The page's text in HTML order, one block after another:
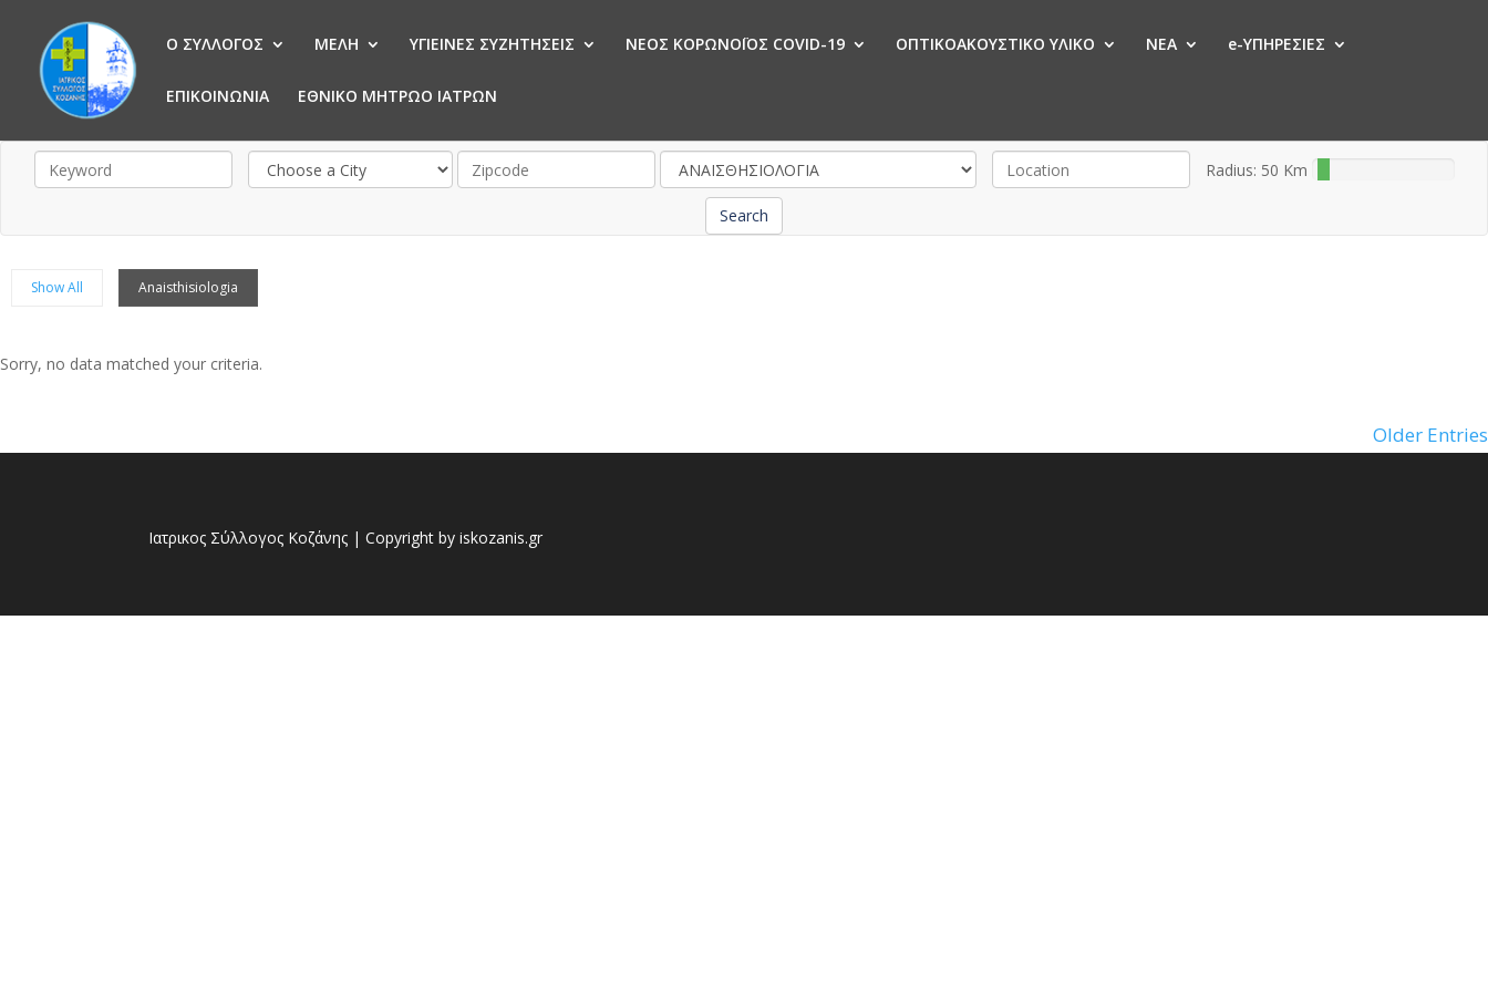
Ο ΣΥΛΛΟΓΟΣ ΜΕΛΗ ΥΓΙΕΙΝΕΣ ΣΥΖΗΤΗΣΕΙΣ ΝΕΟΣ ΚΟΡΩΝΟΪΟΣ COVID-19 ΟΠΤΙΚΟΑΚΟΥΣΤΙΚΟ ΥΛΙΚΟ ΝΕΑ e-ΥΠΗΡΕΣΙΕΣ
ΕΠΙΚΟΙΝΩΝΙΑ ΕΘΝΙΚΟ ΜΗΤΡΩΟ ΙΑΤΡΩΝ
Radius: 50 Km
Search
Show All Anaisthisiologia
Sorry, no posts matched your criteria.
Sorry, no data matched your criteria.
Older Entries
Ιατρικος Σύλλογος Κοζάνης | Copyright by iskozanis.gr